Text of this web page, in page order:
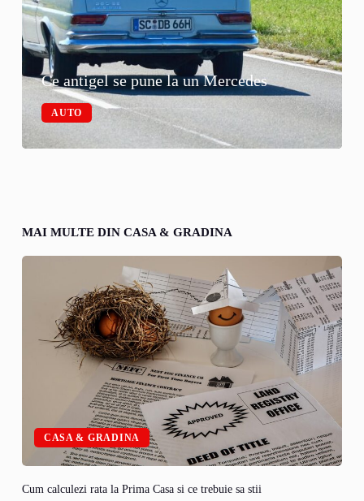
Ce antigel se pune la un Mercedes
AUTO
MAI MULTE DIN CASA & GRADINA
CASA & GRADINA
Cum calculezi rata la Prima Casa si ce trebuie sa stii